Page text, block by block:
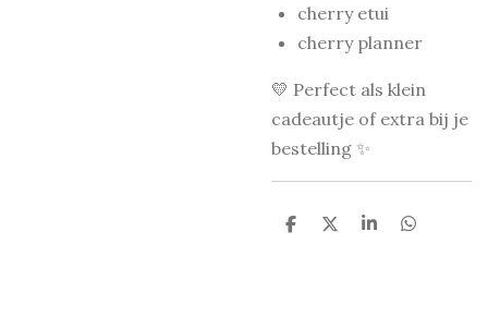
cherry etui
cherry planner
💛 Perfect als klein
cadeautje of extra bij je
bestelling ✨
D
D
S
D